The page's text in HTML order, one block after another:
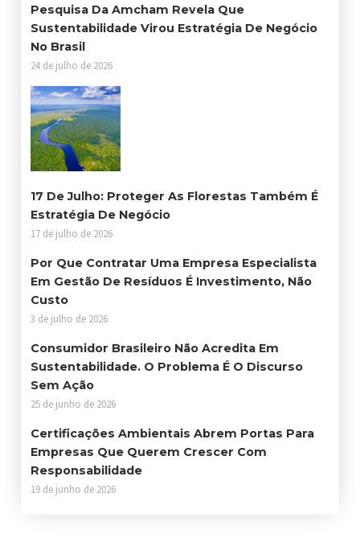
Pesquisa Da Amcham Revela Que
Sustentabilidade Virou Estratégia De Negócio
No Brasil
24 de julho de 2026
17 De Julho: Proteger As Florestas Também É
Estratégia De Negócio
17 de julho de 2026
Por Que Contratar Uma Empresa Especialista
Em Gestão De Resíduos É Investimento, Não
Custo
3 de julho de 2026
Consumidor Brasileiro Não Acredita Em
Sustentabilidade. O Problema É O Discurso
Sem Ação
25 de junho de 2026
Certificações Ambientais Abrem Portas Para
Empresas Que Querem Crescer Com
Responsabilidade
19 de junho de 2026